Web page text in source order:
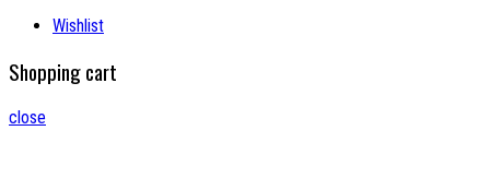
Wishlist
Shopping cart
close